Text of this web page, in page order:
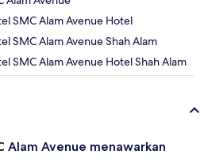
SMC Alam Avenue Hotel
SMC Alam Avenue Shah Alam
SMC Alam Avenue Hotel Shah Alam
Alam Avenue menawarkan